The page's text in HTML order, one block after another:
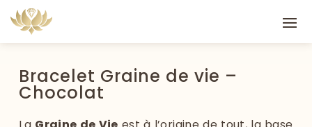
Bracelet Graine de vie –
Chocolat